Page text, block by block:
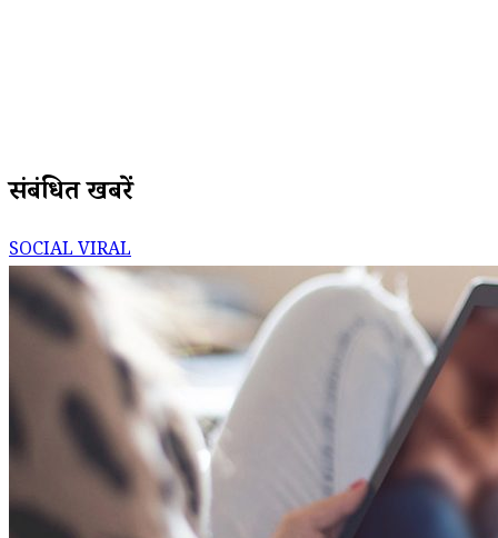
संबंधित खबरें
SOCIAL VIRAL